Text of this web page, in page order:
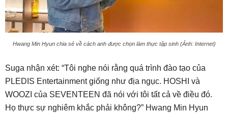
Hwang Min Hyun chia sẻ về cách anh được chọn làm thực tập sinh (Ảnh: Internet)
Suga nhận xét: “Tôi nghe nói rằng quá trình đào tạo của
PLEDIS Entertainment giống như địa ngục. HOSHI và
WOOZI của SEVENTEEN đã nói với tôi tất cả về điều đó.
Họ thực sự nghiêm khắc phải không?” Hwang Min Hyun